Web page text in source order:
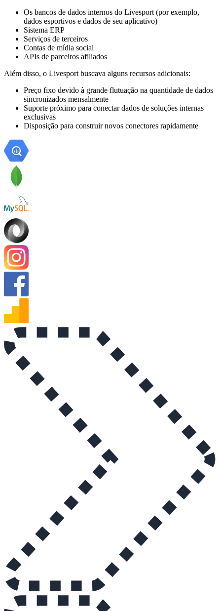
Os bancos de dados internos do Livesport (por exemplo,
dados esportivos e dados de seu aplicativo)
Sistema ERP
Serviços de terceiros
Contas de mídia social
APIs de parceiros afiliados
Além disso, o Livesport buscava alguns recursos adicionais:
Preço fixo devido à grande flutuação na quantidade de dados
sincronizados mensalmente
Suporte próximo para conectar dados de soluções internas
exclusivas
Disposição para construir novos conectores rapidamente